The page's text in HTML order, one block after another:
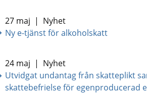
27 maj | Nyhet
Ny e-tjänst för alkoholskatt
24 maj | Nyhet
Utvidgat undantag från skatteplikt
skattebefrielse för egenproducerad